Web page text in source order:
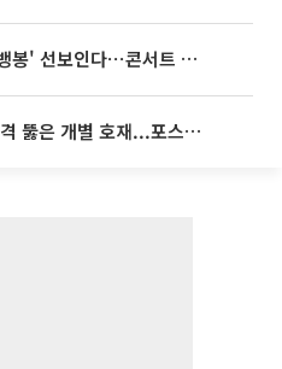
빅뱅, 20주년 기념 '새 뱅봉' 선보인다⋯콘서트 앞두고 팝업 개최
[증시키워드] 반도체 충격 뚫은 개별 호재...포스코퓨처엠·에코프로·한화솔루션 '눈길'